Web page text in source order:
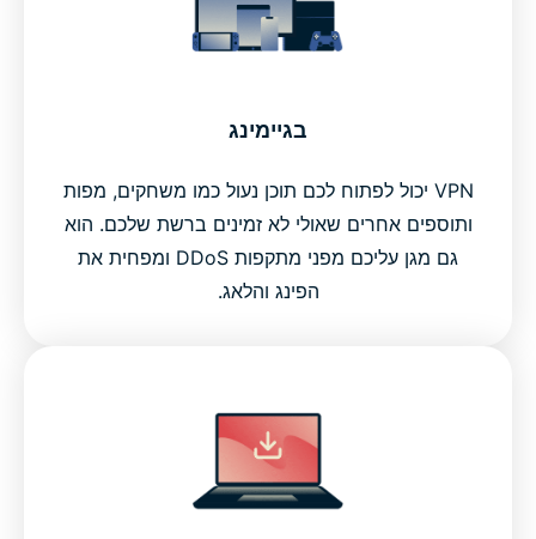
בגיימינג
VPN יכול לפתוח לכם תוכן נעול כמו משחקים, מפות
ותוספים אחרים שאולי לא זמינים ברשת שלכם. הוא
גם מגן עליכם מפני מתקפות DDoS ומפחית את
הפינג והלאג.